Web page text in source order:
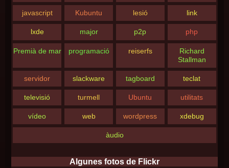
javascript Kubuntu lesió link
lxde major p2p php
Premià de mar programació reiserfs
Richard
Stallman
servidor slackware tagboard teclat
televisió turmell Ubuntu utilitats
vídeo web wordpress xdebug
àudio
Algunes fotos de Flickr